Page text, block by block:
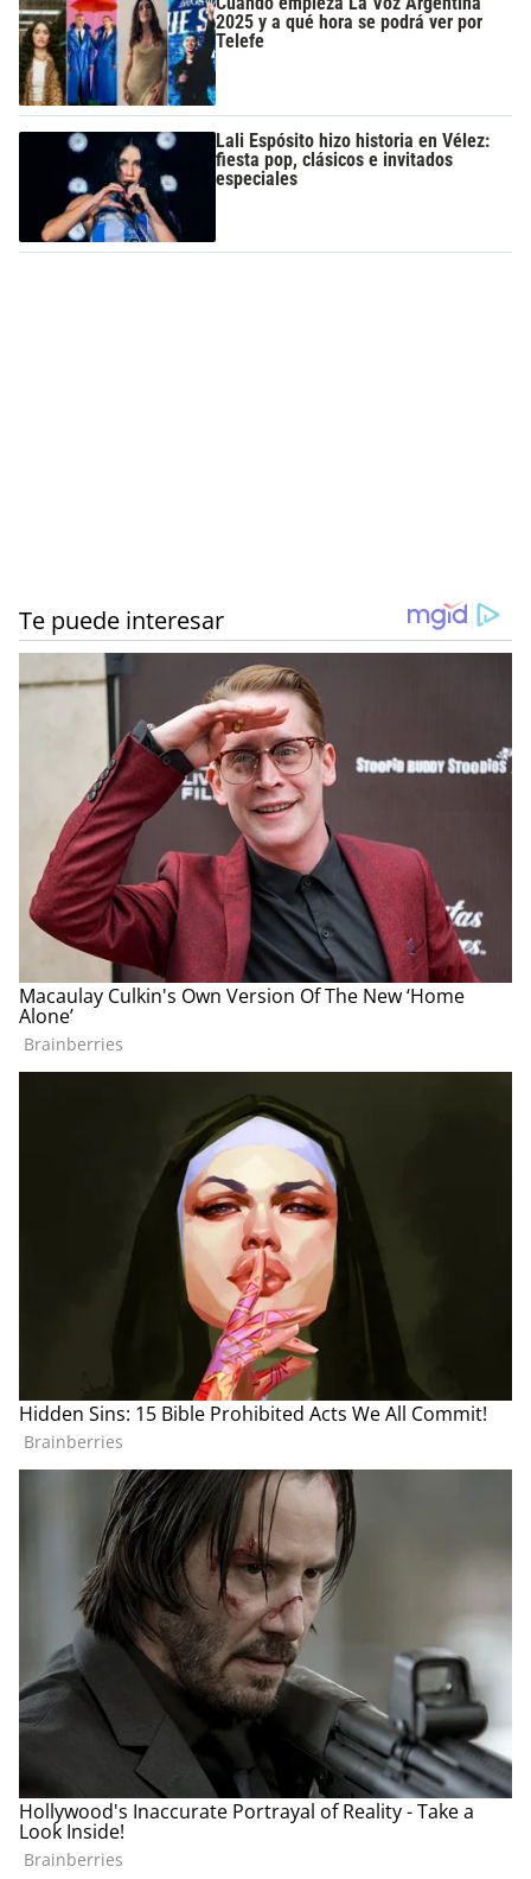
2025 y a qué hora se podrá ver por
Telefe
Lali Espósito hizo historia en Vélez:
fiesta pop, clásicos e invitados
especiales